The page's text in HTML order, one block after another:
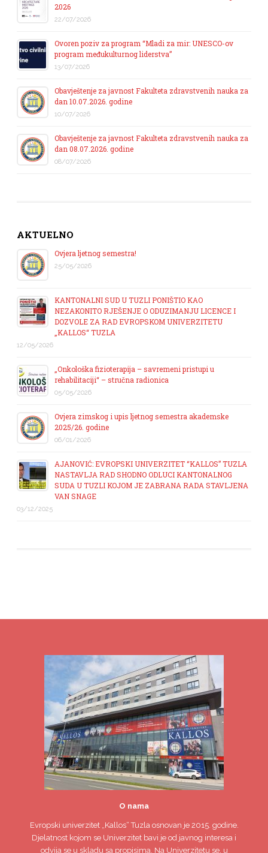
2026
22/07/2026
Ovoren poziv za program “Mladi za mir: UNESCO-ov
program međukulturnog liderstva”
13/07/2026
Obavještenje za javnost Fakulteta zdravstvenih nauka za
dan 10.07.2026. godine
10/07/2026
Obavještenje za javnost Fakulteta zdravstvenih nauka za
dan 08.07.2026. godine
08/07/2026
AKTUELNO
Ovjera ljetnog semestra!
25/05/2026
KANTONALNI SUD U TUZLI PONIŠTIO KAO
NEZAKONITO RJEŠENJE O ODUZIMANJU LICENCE I
DOZVOLE ZA RAD EVROPSKOM UNIVERZITETU
„KALLOS“ TUZLA
12/05/2026
„Onkološka fizioterapija – savremeni pristupi u
rehabilitaciji“ – stručna radionica
05/05/2026
Ovjera zimskog i upis ljetnog semestra akademske
2025/26. godine
06/01/2026
AJANOVIĆ: EVROPSKI UNIVERZITET “KALLOS” TUZLA
NASTAVLJA RAD SHODNO ODLUCI KANTONALNOG
SUDA U TUZLI KOJOM JE ZABRANA RADA STAVLJENA
VAN SNAGE
03/12/2025
O nama
Evropski univerzitet„Kallos“ Tuzla osnovan je 2015. godine.
Djelatnost kojom se Univerzitet bavi je od javnog interesa i
odvija se u skladu sa propisima. Na Univerzitetu se, u